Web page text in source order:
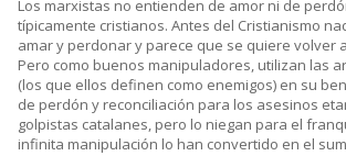
Los marxistas no entienden de amor ni de
típicamente cristianos. Antes del Cristianismo
amar y perdonar y parece que se quiere volver
Pero como buenos manipuladores, utilizan las
(los que ellos definen como enemigos) en su
de perdón y reconciliación para los asesinos
golpistas catalanes, pero lo niegan para el
infinita manipulación lo han convertido en el